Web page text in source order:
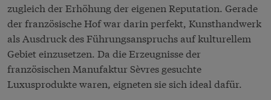
zugleich der Erhöhung der eigenen Reputation. Gerade
der französische Hof war darin perfekt, Kunsthandwerk
als Ausdruck des Führungsanspruchs auf kulturellem
Gebiet einzusetzen. Da die Erzeugnisse der
französischen Manufaktur Sèvres gesuchte
Luxusprodukte waren, eigneten sie sich ideal dafür.